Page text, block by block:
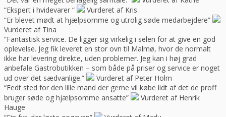
“Ekspert i hvidevarer “
Vurderet af Kris
“Er blevet mødt at hjælpsomme og utrolig søde medarbejdere”
Vurderet af Tina
“Fantastisk service. De ligger sig virkelig i selen for at give en god
oplevelse. Jeg fik leveret en stor ovn til Malmø, hvor de normalt
ikke har levering direkte, uden problemer. Jeg kan i høj grad
anbefale Gastrobutikken – som både på priser og service er noget
ud over det sædvanlige.”
Vurderet af Peter Holm
“Fedt sted for den lille mand der gerne vil købe lidt af det de proff
bruger søde og hjælpsomme ansatte”
Vurderet af Henrik
Hauge